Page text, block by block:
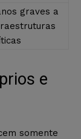
graves a
e
somente